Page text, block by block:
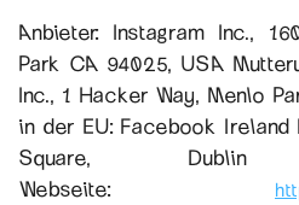
Anbieter: Instagram Inc.,
Park CA 94025, USA
Inc., 1 Hacker Way, Menlo
in der EU: Facebook
Square,
Webseite: